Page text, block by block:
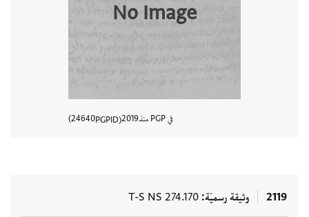
No Image
في PGP منذ 2019
PGPID
24640
2119 وثيقة رسميّة T-S NS 274.170